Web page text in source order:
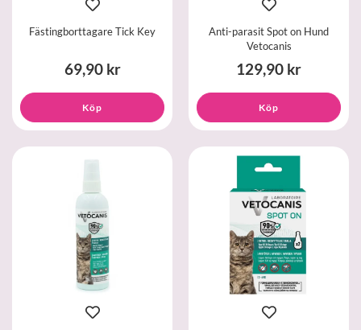
Fästingborttagare Tick Key
69,90 kr
Köp
Anti-parasit Spot on Hund
Vetocanis
129,90 kr
Köp